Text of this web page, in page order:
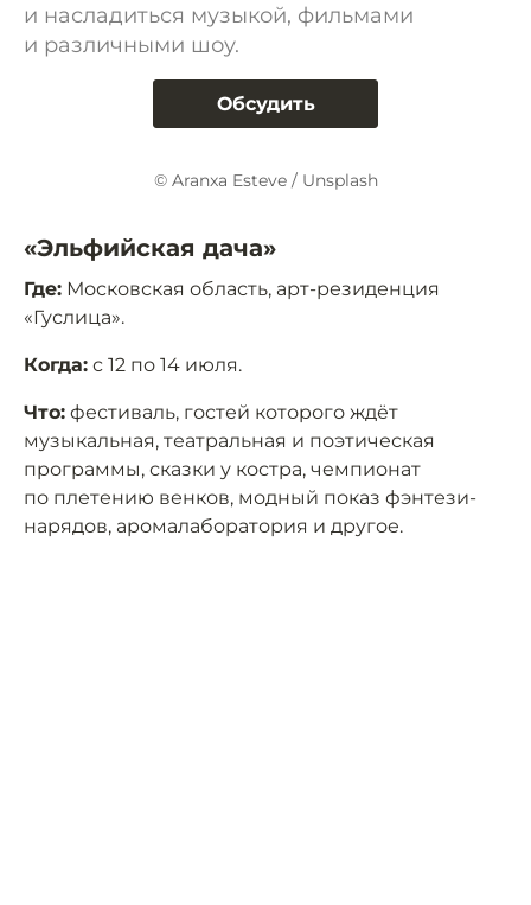
и насладиться музыкой, фильмами
и различными шоу.
Обсудить
© Aranxa Esteve / Unsplash
«Эльфийская дача»
Где: Московская область, арт-резиденция
«Гуслица».
Когда: с 12 по 14 июля.
Что: фестиваль, гостей которого ждёт
музыкальная, театральная и поэтическая
программы, сказки у костра, чемпионат
по плетению венков, модный показ фэнтези-
нарядов, аромалаборатория и другое.